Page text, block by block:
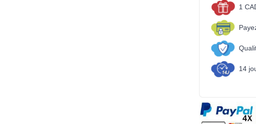
1
14